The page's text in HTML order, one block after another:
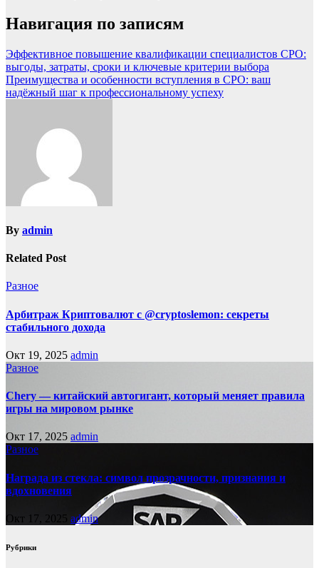
Навигация по записям
Эффективное повышение квалификации специалистов СРО:
выгоды, затраты, сроки и ключевые критерии выбора
Преимущества и особенности вступления в СРО: ваш
надёжный шаг к профессиональному успеху
By admin
Related Post
Разное
Арбитраж Криптовалют с @cryptoslemon: секреты
стабильного дохода
Окт 19, 2025 admin
Разное
Chery — китайский автогигант, который меняет правила
игры на мировом рынке
Окт 17, 2025 admin
Разное
Награда из стекла: символ прозрачности, признания и
вдохновения
Окт 17, 2025 admin
Рубрики